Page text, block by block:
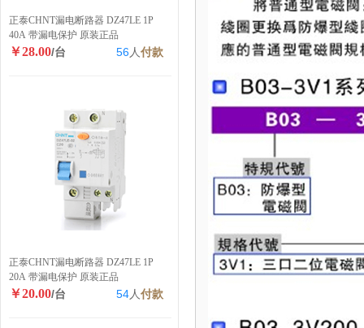
正泰CHNT漏电断路器 DZ47LE 1P
40A 带漏电保护 原装正品
￥28.00/台 56人付款
正泰CHNT漏电断路器 DZ47LE 1P
20A 带漏电保护 原装正品
￥20.00/台 54人付款